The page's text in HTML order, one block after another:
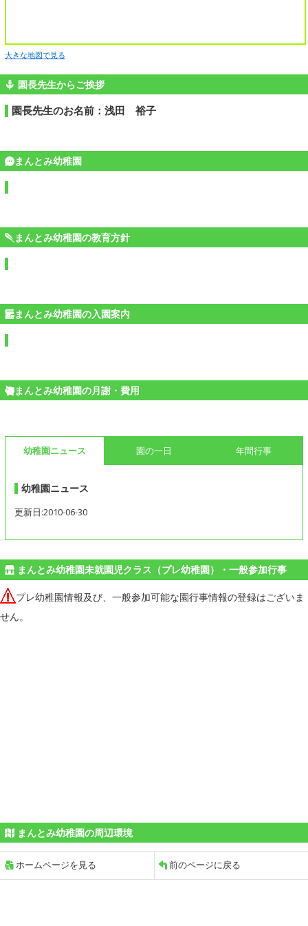
大きな地図で見る
園長先生からご挨拶
園長先生のお名前：浅田 裕子
まんとみ幼稚園
まんとみ幼稚園の教育方針
まんとみ幼稚園の入園案内
まんとみ幼稚園の月謝・費用
幼稚園ニュース 園の一日 年間行事
幼稚園ニュース
更新日:2010-06-30
まんとみ幼稚園未就園児クラス（プレ幼稚園）・一般参加行事
プレ幼稚園情報及び、一般参加可能な園行事情報の登録はございま
せん。
まんとみ幼稚園の周辺環境
ホームページを見る 前のページに戻る